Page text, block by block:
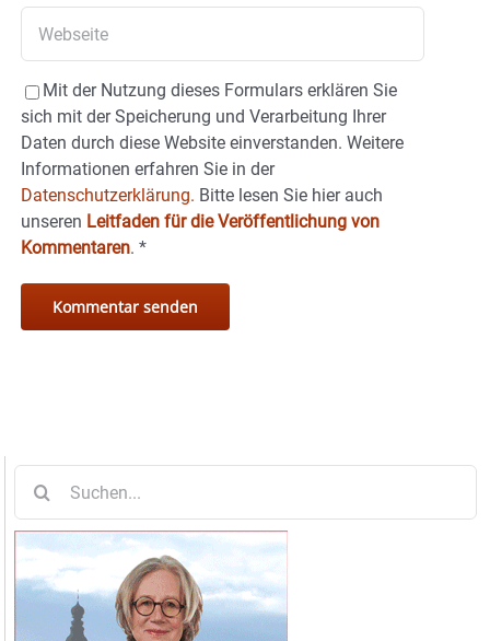
Mit der Nutzung dieses Formulars erklären Sie
sich mit der Speicherung und Verarbeitung Ihrer
Daten durch diese Website einverstanden. Weitere
Informationen erfahren Sie in der
Datenschutzerklärung. Bitte lesen Sie hier auch
unseren Leitfaden für die Veröffentlichung von
Kommentaren. *
nach: